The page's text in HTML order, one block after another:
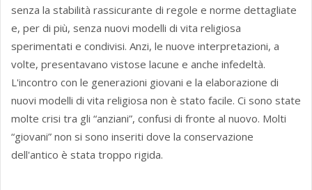
senza la stabilità rassicurante di regole e norme dettagliate
e, per di più, senza nuovi modelli di vita religiosa
sperimentati e condivisi. Anzi, le nuove interpretazioni, a
volte, presentavano vistose lacune e anche infedeltà.
L'incontro con le generazioni giovani e la elaborazione di
nuovi modelli di vita religiosa non è stato facile. Ci sono state
molte crisi tra gli “anziani”, confusi di fronte al nuovo. Molti
“giovani” non si sono inseriti dove la conservazione
dell'antico è stata troppo rigida.